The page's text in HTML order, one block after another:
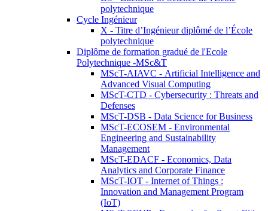
polytechnique
Cycle Ingénieur
X - Titre d’Ingénieur diplômé de l’École
polytechnique
Diplôme de formation gradué de l'Ecole
Polytechnique -MSc&T
MScT-AIAVC - Artificial Intelligence and
Advanced Visual Computing
MScT-CTD - Cybersecurity : Threats and
Defenses
MScT-DSB - Data Science for Business
MScT-ECOSEM - Environmental
Engineering and Sustainability
Management
MScT-EDACF - Economics, Data
Analytics and Corporate Finance
MScT-IOT - Internet of Things :
Innovation and Management Program
(IoT)